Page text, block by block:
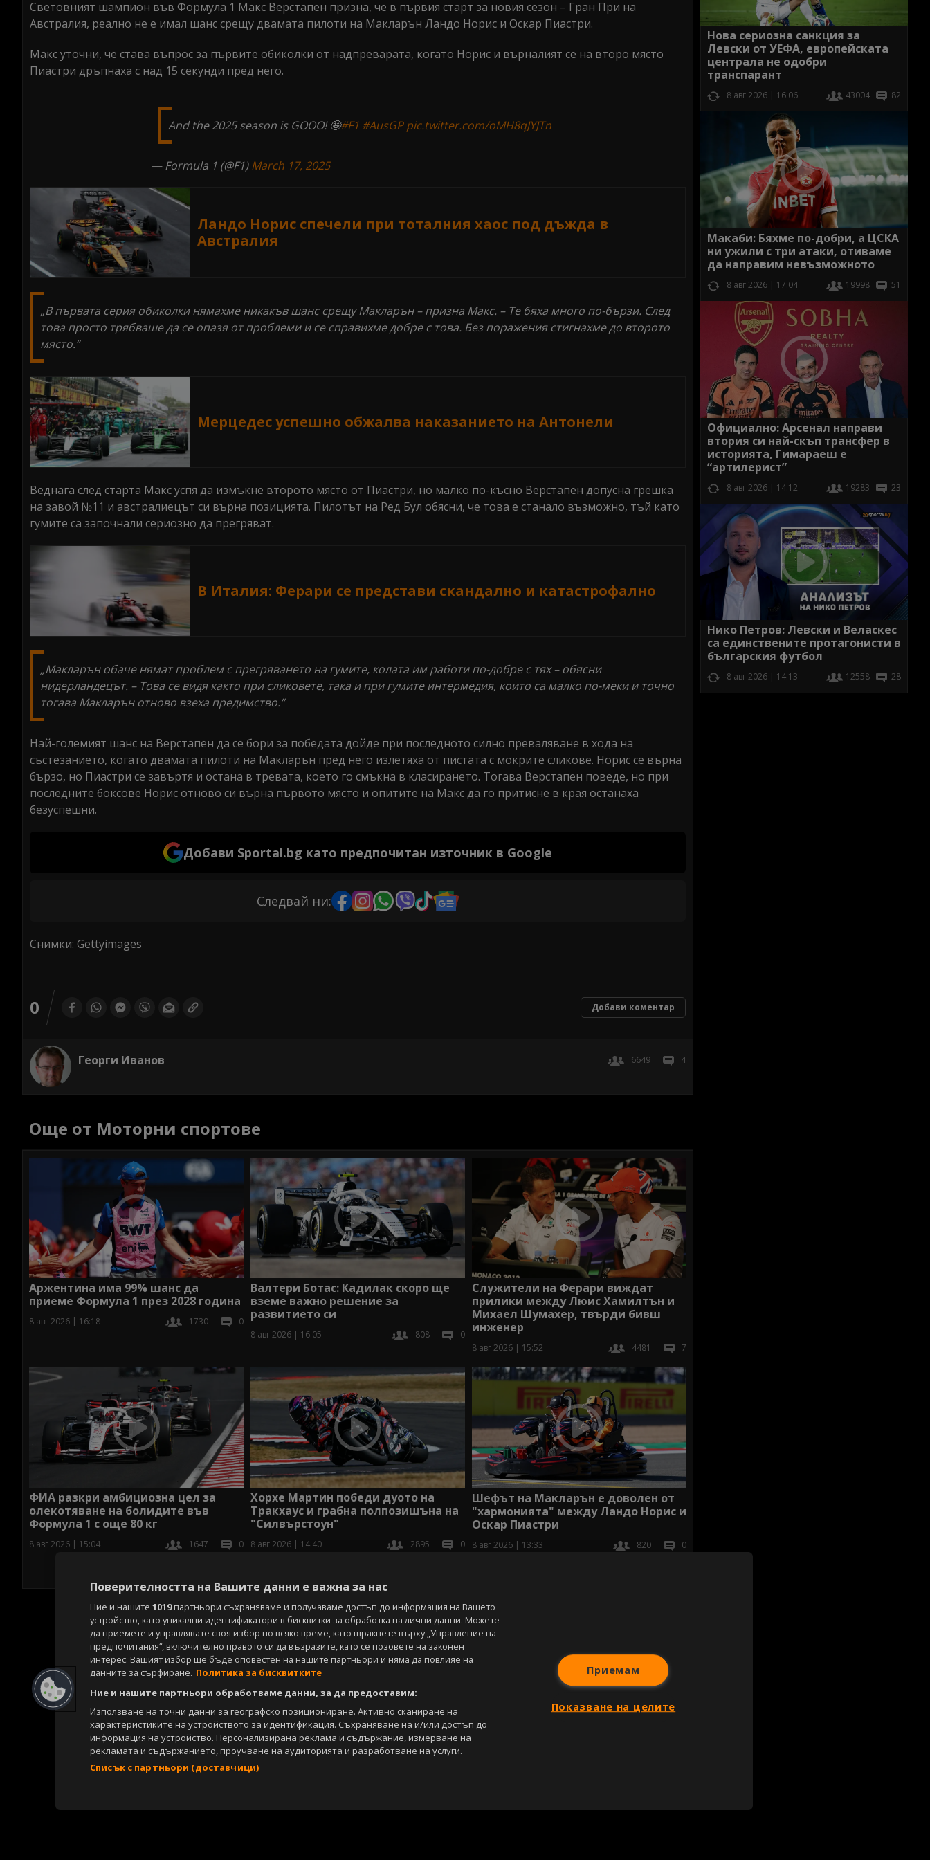
Световният шампион във Формула 1 Макс Верстапен призна, че в първия старт за новия сезон – Гран При на
Австралия, реално не е имал шанс срещу двамата пилоти на Макларън Ландо Норис и Оскар Пиастри.
Макс уточни, че става въпрос за първите обиколки от надпреварата, когато Норис и върналият се на второ място
Пиастри дръпнаха с над 15 секунди пред него.
And the 2025 season is GOOO! 🤩#F1 #AusGP pic.twitter.com/oMH8qJYJTn
— Formula 1 (@F1)March 17, 2025
Ландо Норис спечели при тоталния хаос под дъжда в
Австралия
„В първата серия обиколки нямахме никакъв шанс срещу Макларън – призна Макс. – Те бяха много по-бързи. След
това просто трябваше да се опазя от проблеми и се справихме добре с това. Без поражения стигнахме до второто
място.“
Мерцедес успешно обжалва наказанието на Антонели
Веднага след старта Макс успя да измъкне второто място от Пиастри, но малко по-късно Верстапен допусна грешка
на завой №11 и австралиецът си върна позицията. Пилотът на Ред Бул обясни, че това е станало възможно, тъй като
гумите са започнали сериозно да прегряват.
В Италия: Ферари се представи скандално и катастрофално
„Макларън обаче нямат проблем с прегряването на гумите, колата им работи по-добре с тях – обясни
нидерландецът. – Това се видя както при сликовете, така и при гумите интермедия, които са малко по-меки и точно
тогава Макларън отново взеха предимство.“
Най-големият шанс на Верстапен да се бори за победата дойде при последното силно преваляване в хода на
състезанието, когато двамата пилоти на Макларън пред него излетяха от пистата с мокрите сликове. Норис се върна
бързо, но Пиастри се завъртя и остана в тревата, което го смъкна в класирането. Тогава Верстапен поведе, но при
последните боксове Норис отново си върна първото място и опитите на Макс да го притисне в края останаха
безуспешни.
Добави Sportal.bg като предпочитан източник в Google
Следвай ни:
Снимки: Gettyimages
0 Добави коментар
Георги Иванов 6649 4
Още от Моторни спортове
Аржентина има 99% шанс да
приеме Формула 1 през 2028 година
8 авг 2026 | 16:18 1730 0
Валтери Ботас: Кадилак скоро ще
вземе важно решение за
развитието си
8 авг 2026 | 16:05 808 0
Служители на Ферари виждат
прилики между Люис Хамилтън и
Михаел Шумахер, твърди бивш
инженер
8 авг 2026 | 15:52 4481 7
ФИА разкри амбициозна цел за
олекотяване на болидите във
Формула 1 с още 80 кг
8 авг 2026 | 15:04 1647 0
Хорхе Мартин победи дуото на
Тракхаус и грабна полпозишъна на
"Силвърстоун"
8 авг 2026 | 14:40 2895 0
Шефът на Макларън е доволен от
"хармонията" между Ландо Норис и
Оскар Пиастри
8 авг 2026 | 13:33 820
0
Нова сериозна санкция за
Левски от УЕФА, европейската
централа не одобри
транспарант
8 авг 2026 | 16:06 43004 82
Макаби: Бяхме по-добри, а ЦСКА
ни ужили с три атаки, отиваме
да направим невъзможното
8 авг 2026 | 17:04 19998 51
Официално: Арсенал направи
втория си най-скъп трансфер в
историята, Гимараеш е
“артилерист”
8 авг 2026 | 14:12 19283 23
Нико Петров: Левски и Веласкес
са единствените протагонисти в
българския футбол
8 авг 2026 | 14:13 12558 28
Поверителността на Вашите данни е важна за нас
Ние и нашите 1019партньори съхраняваме и получаваме достъп до информация на Вашето
устройство, като уникални идентификатори в бисквитки за обработка на лични данни. Можете
да приемете и управлявате своя избор по всяко време, като щракнете върху „Управление на
предпочитания“, включително правото си да възразите, като се позовете на законен
интерес. Вашият избор ще бъде оповестен на нашите партньори и няма да повлияе на
данните за сърфиране. Политика за бисквитките
Ние и нашите партньори обработваме данни, за да предоставим:
Използване на точни данни за географско позициониране. Активно сканиране на
характеристиките на устройството за идентификация. Съхраняване на и/или достъп до
информация на устройство. Персонализирана реклама и съдържание, измерване на
рекламата и съдържанието, проучване на аудиторията и разработване на услуги.
Списък с партньори (доставчици)
Приемам
Показване на целите